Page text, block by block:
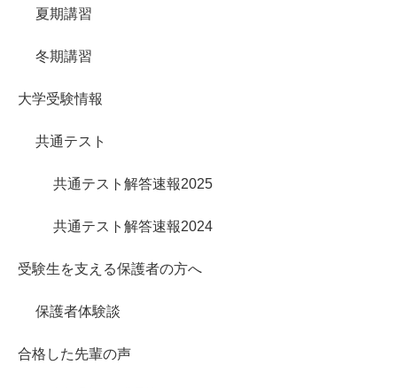
夏期講習
冬期講習
大学受験情報
共通テスト
共通テスト解答速報2025
共通テスト解答速報2024
受験生を支える保護者の方へ
保護者体験談
合格した先輩の声